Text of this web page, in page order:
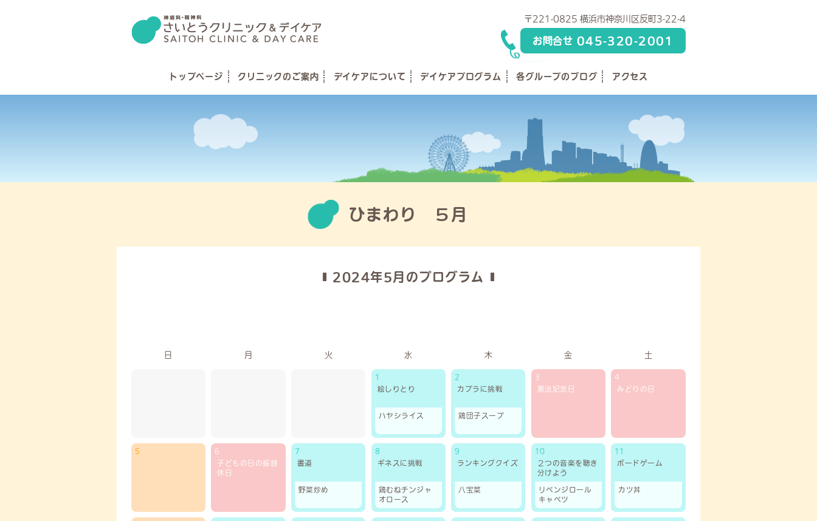
〒221-0825 横浜市神奈川区反町3-22-4
お問合せ 045-320-2001
トップページ クリニックのご案内 デイケアについて デイケアプログラム 各グループのブログ アクセス
ひまわり ５月
2024年5月のプログラム
日 月 火 水 木 金 土
1
絵しりとり
ハヤシライス
2
カプラに挑戦
鶏団子スープ
3
憲法記念日
4
みどりの日
5
6
子どもの日の振替
休日
7
書道
野菜炒め
8
ギネスに挑戦
鶏むねチンジャ
オロース
9
ランキングクイズ
八宝菜
10
２つの音楽を聴き
分けよう
リベンジロール
キャベツ
11
ボードゲーム
カツ丼